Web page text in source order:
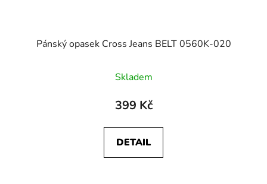
Pánský opasek Cross Jeans BELT 0560K-020
Skladem
399 Kč
DETAIL